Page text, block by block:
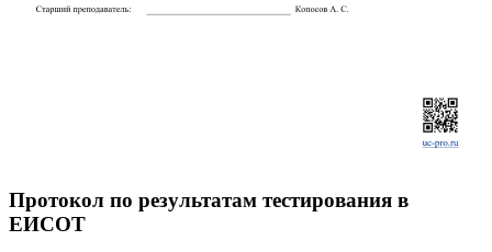
Протокол по результатам тестирования в
ЕИСОТ